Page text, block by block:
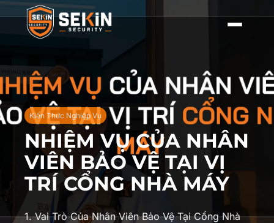
Kiến Thức Nghiệp Vụ
NHIỆM VỤ CỦA NHÂN
VIÊN BẢO VỆ TẠI VỊ
TRÍ CỔNG NHÀ MÁY
1. Vai Trò Của Nhân Viên Bảo Vệ Tại Cổng Nhà